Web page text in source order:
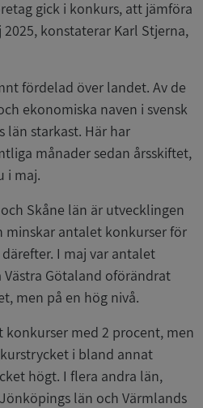
gick i konkurs, att jämföra
konstaterar Karl Stjerna,
fördelad över landet. Av de
ekonomiska naven i svensk
län starkast. Här har
månader sedan årsskiftet,
i maj.
Skåne län är utvecklingen
minskar antalet konkurser för
I maj var antalet
Götaland oförändrat
men på en hög nivå.
konkurser med 2 procent, men
i bland annat
högt. I flera andra län,
län och Värmlands